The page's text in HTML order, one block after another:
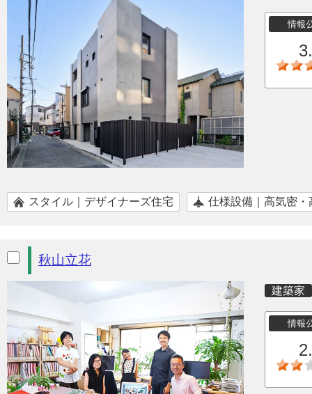
情報
スタイル｜デザイナーズ住宅 仕様設備｜高気密・
秋山立花
建築家
情報